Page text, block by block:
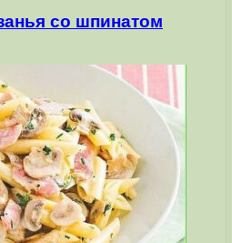
со шпинатом